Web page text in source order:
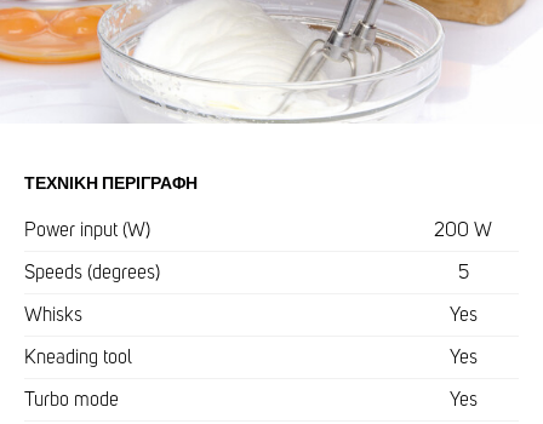
ΤΕΧΝΙΚΉ ΠΕΡΙΓΡΑΦΉ
Power input (W) 200 W
Speeds (degrees) 5
Whisks Yes
Kneading tool Yes
Turbo mode Yes